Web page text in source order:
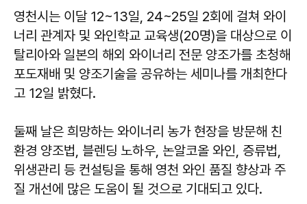
영천시는 이달 12~13일, 24~25일 2회에 걸쳐 와이
너리 관계자 및 와인학교 교육생(20명)을 대상으로 이
탈리아와 일본의 해외 와이너리 전문 양조가를 초청해
포도재배 및 양조기술을 공유하는 세미나를 개최한다
고 12일 밝혔다.
둘째 날은 희망하는 와이너리 농가 현장을 방문해 친
환경 양조법, 블렌딩 노하우, 논알코올 와인, 증류법,
위생관리 등 컨설팅을 통해 영천 와인 품질 향상과 주
질 개선에 많은 도움이 될 것으로 기대되고 있다.